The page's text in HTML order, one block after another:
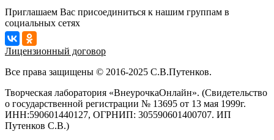
Приглашаем Вас присоединиться к нашим группам в
социальных сетях
Лицензионный договор
Все права защищены © 2016-2025 С.В.Путенков.
Творческая лаборатория «ВнеурочкаОнлайн». (Свидетельство
о государственной регистрации № 13695 от 13 мая 1999г.
ИНН:590601440127, ОГРНИП: 305590601400707. ИП
Путенков С.В.)